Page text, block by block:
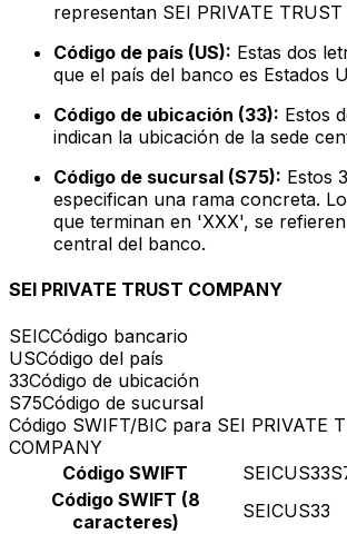
representan SEI PRIVATE
Código de país (US): Estas dos
que el país del banco es Estados
Código de ubicación (33): Estos
indican la ubicación de la sede
Código de sucursal (S75): Estos
especifican una rama concreta.
que terminan en 'XXX', se
central del banco.
SEI PRIVATE TRUST COMPANY
SEICCódigo bancario
USCódigo del país
33Código de ubicación
S75Código de sucursal
Código SWIFT/BIC para SEI PRIVATE
COMPANY
Código SWIFT
Código SWIFT (8
caracteres)
SEICUS33